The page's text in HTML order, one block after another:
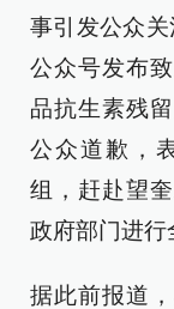
事引发公众
公众号发布
品抗生素残
公众道歉，
组，赶赴望
政府部门进行
据此前报道